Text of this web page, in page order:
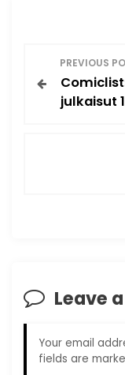
o
i
PREVIOUS
julkaisut
Leave
Your email
fields are